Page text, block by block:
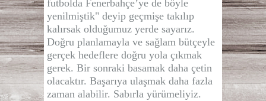
futbolda Fenerbahçe’ye de böyle
yenilmiştik" deyip geçmişe takılıp
kalırsak olduğumuz yerde sayarız.
Doğru planlamayla ve sağlam bütçeyle
gerçek hedeflere doğru yola çıkmak
gerek. Bir sonraki basamak daha çetin
olacaktır. Başarıya ulaşmak daha fazla
zaman alabilir. Sabırla yürümeliyiz.